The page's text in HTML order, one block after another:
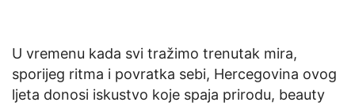
U vremenu kada svi tražimo trenutak mira,
sporijeg ritma i povratka sebi, Hercegovina ovog
ljeta donosi iskustvo koje spaja prirodu, beauty